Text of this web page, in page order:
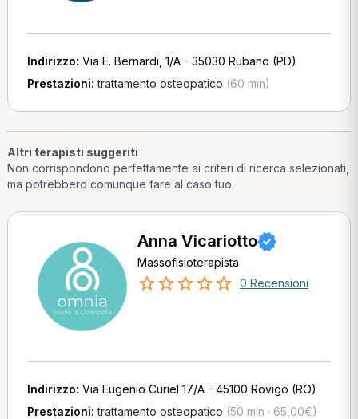
Indirizzo: Via E. Bernardi, 1/A - 35030 Rubano (PD)
Prestazioni:trattamento osteopatico (60 min)
Altri terapisti suggeriti
Non corrispondono perfettamente ai criteri di ricerca selezionati,
ma potrebbero comunque fare al caso tuo.
Anna Vicariotto
Massofisioterapista
0 Recensioni
Indirizzo: Via Eugenio Curiel 17/A - 45100 Rovigo (RO)
Prestazioni:trattamento osteopatico (50 min · 65,00€)